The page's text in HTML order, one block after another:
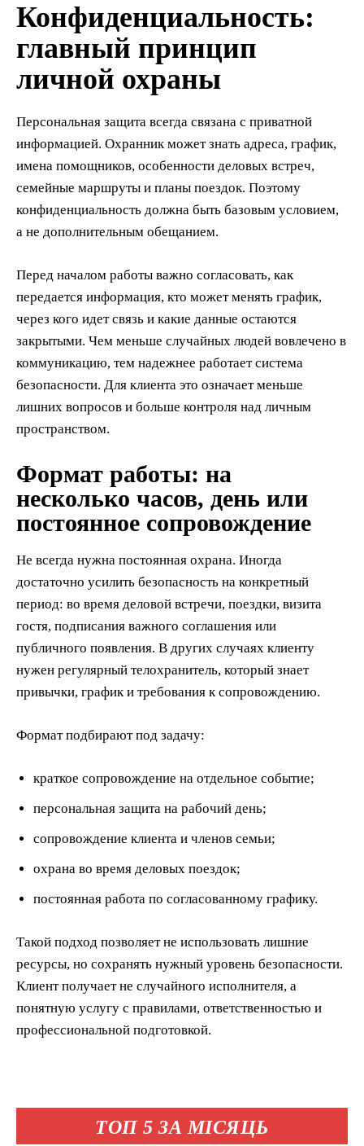
ТОП 5 ЗА МІСЯЦЬ
Конфиденциальность:
главный принцип
личной охраны
Персональная защита всегда связана с приватной
информацией. Охранник может знать адреса, график,
имена помощников, особенности деловых встреч,
семейные маршруты и планы поездок. Поэтому
конфиденциальность должна быть базовым условием,
а не дополнительным обещанием.
Перед началом работы важно согласовать, как
передается информация, кто может менять график,
через кого идет связь и какие данные остаются
закрытыми. Чем меньше случайных людей вовлечено в
коммуникацию, тем надежнее работает система
безопасности. Для клиента это означает меньше
лишних вопросов и больше контроля над личным
пространством.
Формат работы: на
несколько часов, день или
постоянное сопровождение
Не всегда нужна постоянная охрана. Иногда
достаточно усилить безопасность на конкретный
период: во время деловой встречи, поездки, визита
гостя, подписания важного соглашения или
публичного появления. В других случаях клиенту
нужен регулярный телохранитель, который знает
привычки, график и требования к сопровождению.
Формат подбирают под задачу:
краткое сопровождение на отдельное событие;
персональная защита на рабочий день;
сопровождение клиента и членов семьи;
охрана во время деловых поездок;
постоянная работа по согласованному графику.
Такой подход позволяет не использовать лишние
ресурсы, но сохранять нужный уровень безопасности.
Клиент получает не случайного исполнителя, а
понятную услугу с правилами, ответственностью и
профессиональной подготовкой.